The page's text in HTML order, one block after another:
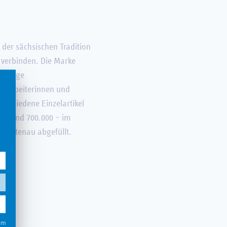
sächsischen Tradition
Die Marke
und
Einzelartikel
rund 700.000 – im
abgefüllt.